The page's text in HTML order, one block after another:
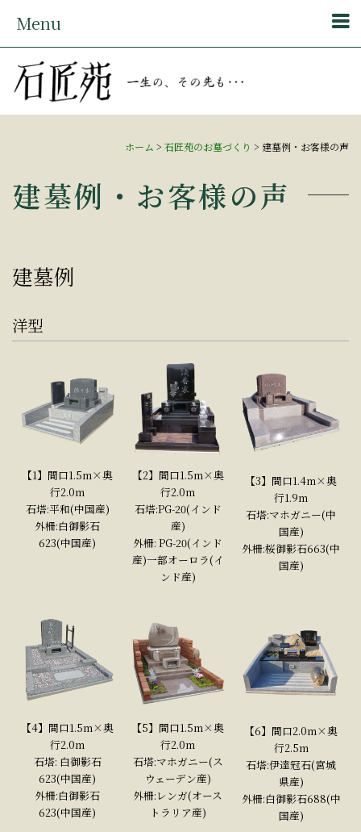
Menu
ホーム > 石匠苑のお墓づくり > 建墓例・お客様の声
建墓例・お客様の声
建墓例
洋型
【1】間口1.5m×奥
行2.0m
石塔:平和(中国産)
外柵:白御影石
623(中国産)
【2】間口1.5m×奥
行2.0m
石塔:PG-20(インド
産)
外柵: PG-20(インド
産)一部オーロラ(イ
ンド産)
【3】間口1.4m×奥
行1.9m
石塔:マホガニー(中
国産)
外柵:桜御影石663(中
国産)
【4】間口1.5m×奥
行2.0m
石塔: 白御影石
623(中国産)
外柵:白御影石
623(中国産)
【5】間口1.5m×奥
行2.0m
石塔:マホガニー(ス
ウェーデン産)
外柵:レンガ(オース
トラリア産)
【6】間口2.0m×奥
行2.5m
石塔:伊達冠石(宮城
県産)
外柵:白御影石688(中
国産)